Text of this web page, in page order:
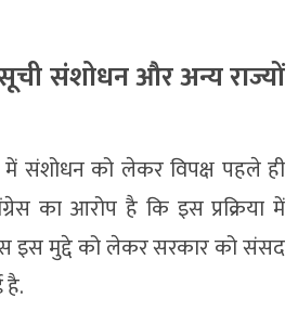
संशोधन और अन्य राज्यों
में संशोधन को लेकर विपक्ष पहले ही
का आरोप है कि इस प्रक्रिया में
इस मुद्दे को लेकर सरकार को संसद
है.